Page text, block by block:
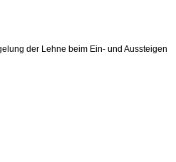
der Lehne beim Ein- und Aussteigen